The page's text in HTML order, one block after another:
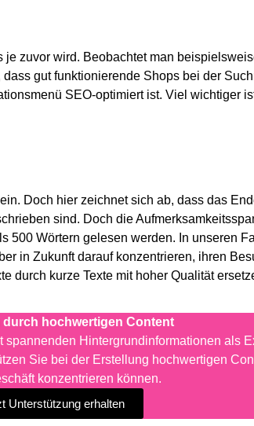
zuvor wird. Beobachtet man
gut funktionierende Shops bei der
SEO-optimiert ist. Viel wichtiger
Doch hier zeichnet sich ab, dass das
sind. Doch die
500 Wörtern gelesen werden. In unseren
in Zukunft darauf konzentrieren, ihren
durch kurze Texte mit hoher Qualität
durch hochwertigen Content
Hintergrundinformationen als
Sie bei der Erstellung hochwertigen
konzentrieren können.
Unterstützung erhalten